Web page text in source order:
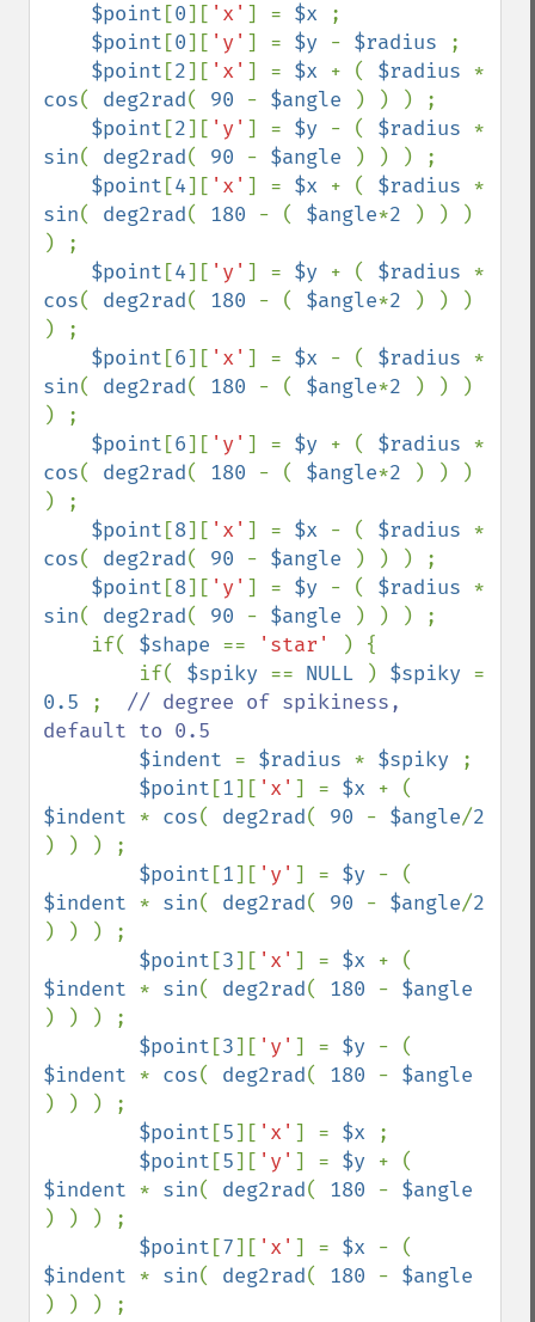
$point [0][ 'x' ] = $x
;
$point [0][ 'y' ] = $y - $radius
;
$point [2][ 'x' ] = $x + ( $radius
cos( deg2rad( 90 - $angle
) ) ) ;
$point [2][ 'y' ] = $y - ( $radius
sin( deg2rad( 90 - $angle
) ) ) ;
$point [4][ 'x' ] = $x + ( $radius
sin( deg2rad( 180 - ( $angle*2
) ) )
) ;
$point [4][ 'y' ] = $y + ( $radius
cos( deg2rad( 180 - ( $angle*2
) ) )
) ;
$point [6][ 'x' ] = $x - ( $radius
sin( deg2rad( 180 - ( $angle*2
) ) )
) ;
$point [6][ 'y' ] = $y + ( $radius
cos( deg2rad( 180 - ( $angle*2
) ) )
) ;
$point [8][ 'x' ] = $x - ( $radius
cos( deg2rad( 90 - $angle
) ) ) ;
$point [8][ 'y' ] = $y - ( $radius
sin( deg2rad( 90 - $angle
) ) ) ;
    if(
$shape == 'star'
) {
        if(
$spiky == NULL ) $spiky
0.5
; // degree of spikiness,
default to 0.5
$indent = $radius * $spiky
;
$point [1][ 'x' ] = $x
$indent * cos( deg2rad( 90 - $angle/
) ) ) ;
$point [1][ 'y' ] = $y
$indent * sin( deg2rad( 90 - $angle/
) ) ) ;
$point [3][ 'x' ] = $x
$indent * sin( deg2rad( 180 -
) ) ) ;
$point [3][ 'y' ] = $y
$indent * cos( deg2rad( 180 -
) ) ) ;
$point [5][ 'x' ] = $x
;
$point [5][ 'y' ] = $y
$indent * sin( deg2rad( 180 -
) ) ) ;
$point [7][ 'x' ] = $x
$indent * sin( deg2rad( 180 -
) ) ) ;